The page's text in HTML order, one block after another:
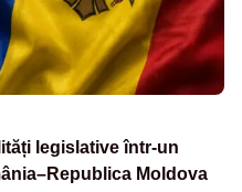
legislative într-un
Moldova